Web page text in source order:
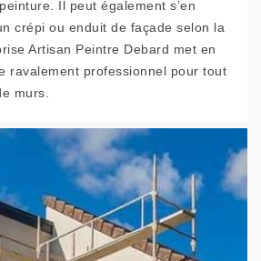
Il peut également s’en
crépi ou enduit de façade selon la
Artisan Peintre Debard met en
ravalement professionnel pour tout
murs.